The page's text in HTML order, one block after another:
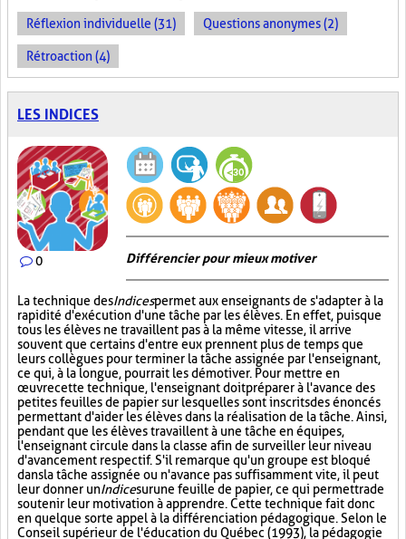
Réflexion individuelle (31) Questions anonymes (2)
Rétroaction (4)
LES INDICES
0 Différencier pour mieux motiver
La technique desIndicespermet aux enseignants de s'adapter à la
rapidité d'exécution d'une tâche par les élèves. En effet, puisque
tous les élèves ne travaillent pas à la même vitesse, il arrive
souvent que certains d'entre eux prennent plus de temps que
leurs collègues pour terminer la tâche assignée par l'enseignant,
ce qui, à la longue, pourrait les démotiver. Pour mettre en
œuvre cette technique, l'enseignant doit préparer à l'avance des
petites feuilles de papier sur lesquelles sont inscrits des énoncés
permettant d'aider les élèves dans la réalisation de la tâche. Ainsi,
pendant que les élèves travaillent à une tâche en équipes,
l'enseignant circule dans la classe afin de surveiller leur niveau
d'avancement respectif. S'il remarque qu'un groupe est bloqué
dans la tâche assignée ou n'avance pas suffisamment vite, il peut
leur donner unIndicesurune feuille de papier, ce qui permettra de
soutenir leur motivation à apprendre. Cette technique fait donc
en quelque sorte appel à la différenciation pédagogique. Selon le
Conseil supérieur de l'éducation du Québec (1993), la pédagogie